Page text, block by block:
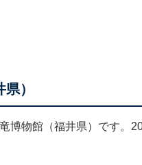
）
博物館（福井県）です。